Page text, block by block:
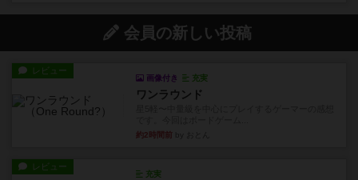
会員の新しい投稿
レビュー
画像付き 充実
ワンラウンド
約2時間前
レビュー
充実